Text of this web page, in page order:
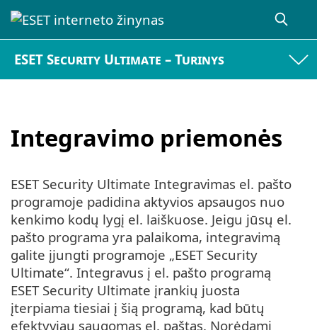
ESET Security Ultimate – Turinys
Integravimo priemonės
ESET Security Ultimate Integravimas el. pašto
programoje padidina aktyvios apsaugos nuo
kenkimo kodų lygį el. laiškuose. Jeigu jūsų el.
pašto programa yra palaikoma, integravimą
galite įjungti programoje „ESET Security
Ultimate“. Integravus į el. pašto programą
ESET Security Ultimate įrankių juosta
įterpiama tiesiai į šią programą, kad būtų
efektyviau saugomas el. paštas. Norėdami